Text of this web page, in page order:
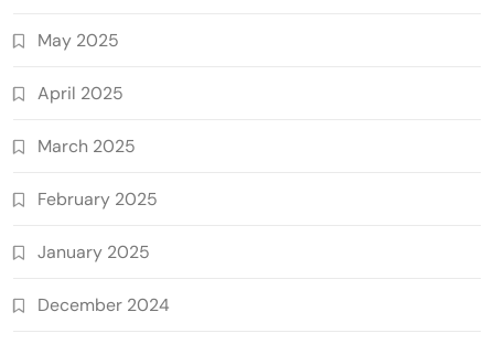
May 2025
April 2025
March 2025
February 2025
January 2025
December 2024